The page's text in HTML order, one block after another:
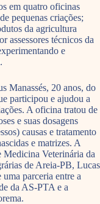
em quatro oficinas
pequenas criações;
da agricultura
assessores técnicos da
e
Manassés, 20 anos, do
participou e ajudou a
A oficina tratou de
e suas dosagens
causas e tratamento
e matrizes. A
Medicina Veterinária da
de Areia-PB, Lucas
parceria entre a
da AS-PTA e a